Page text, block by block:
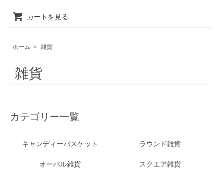
カートを見る
ホーム > 雑貨
雑貨
カテゴリー一覧
キャンディーバスケット ラウンド雑貨
オーバル雑貨 スクエア雑貨